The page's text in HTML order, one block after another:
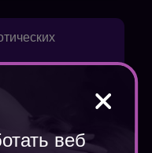
которой будете
обнаженный
оштрафовать.
веб